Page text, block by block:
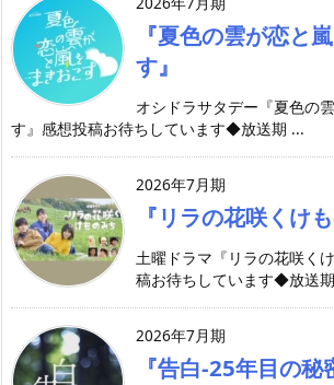
『夏色の雲が恋と
す』
オシドラサタデー『夏色の
す』感想投稿お待ちしています◆放送期 ...
2026年7月期
『リラの花咲くけ
土曜ドラマ『リラの花咲く
稿お待ちしています◆放送
2026年7月期
『告白-25年目の秘